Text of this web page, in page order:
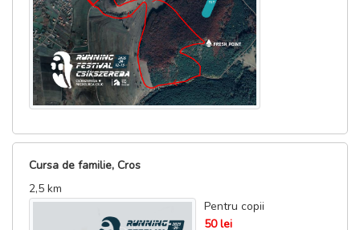
Cursa de familie, Cros
2,5 km
Pentru copii
50 lei